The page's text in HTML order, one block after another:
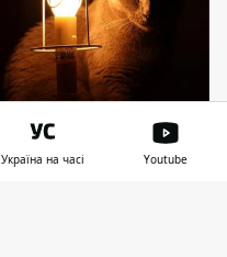
Україна на часі Youtube